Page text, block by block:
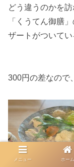
どう違うのかを
「くうてん御膳
ザートがついてい
300円の差なので
メニュー ホーム